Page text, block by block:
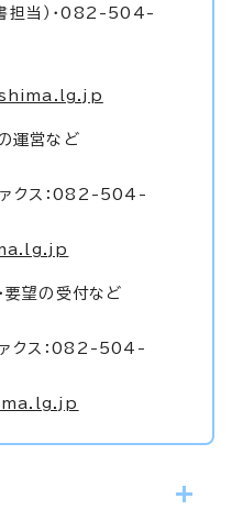
当）・082-504-
運営など
クス：082-504-
要望の受付など
クス：082-504-